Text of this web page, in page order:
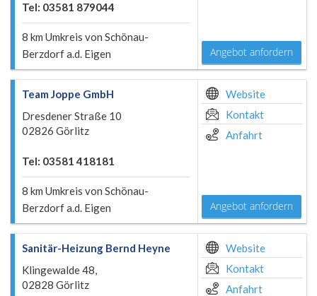
Tel: 03581 879044
8 km Umkreis von Schönau-
Berzdorf a.d. Eigen
Angebot anfordern
Team Joppe GmbH
Dresdener Straße 10
02826 Görlitz
Tel: 03581 418181
8 km Umkreis von Schönau-
Berzdorf a.d. Eigen
Website
Kontakt
Anfahrt
Angebot anfordern
Sanitär-Heizung Bernd Heyne
Klingewalde 48,
02828 Görlitz
Website
Kontakt
Anfahrt